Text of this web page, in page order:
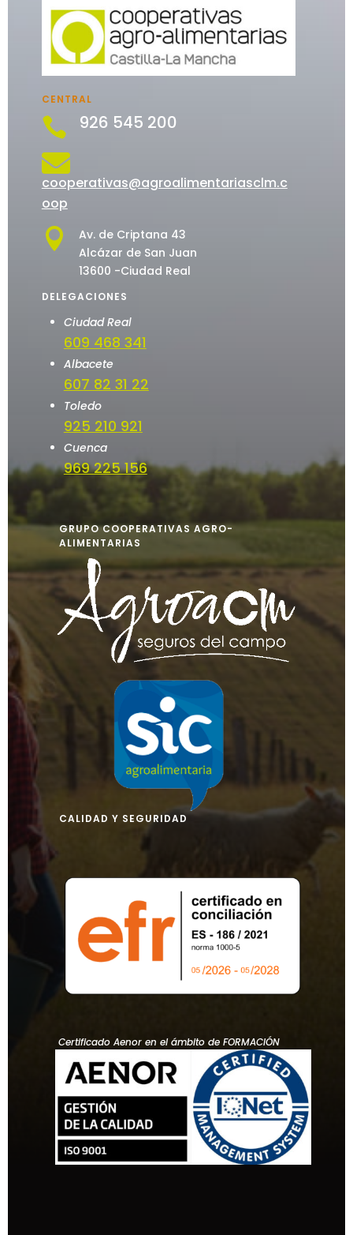
CENTRAL
 926 545 200

cooperativas@agroalimentariasclm.c
oop

Av. de Criptana 43
Alcázar de San Juan
13600 -Ciudad Real
DELEGACIONES
Ciudad Real
609 468 341
Albacete
607 82 31 22
Toledo
925 210 921
Cuenca
969 225 156
GRUPO COOPERATIVAS AGRO-
ALIMENTARIAS
CALIDAD Y SEGURIDAD
Certificado Aenor en el ámbito de FORMACIÓN